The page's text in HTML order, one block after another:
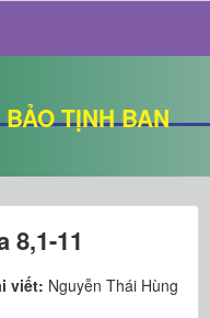
TỊNH BAN
8,1-11
viết: Nguyễn Thái Hùng